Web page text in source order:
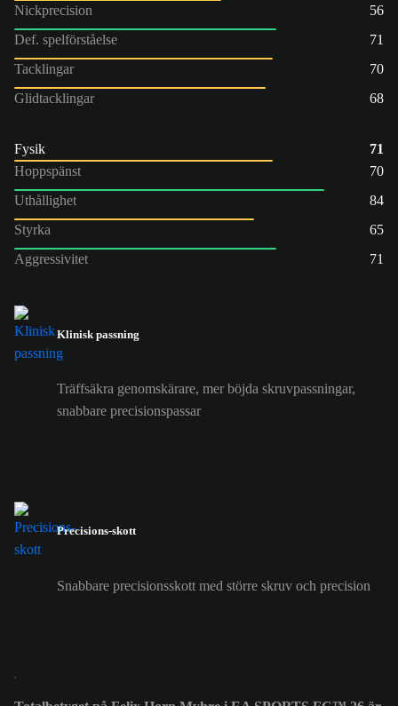
Nickprecision
56
Def. spelförståelse
71
Tacklingar
70
Glidtacklingar
68
Fysik
71
Hoppspänst
70
Uthållighet
84
Styrka
65
Aggressivitet
71
Klinisk passning
Träffsäkra genomskärare, mer böjda skruvpassningar,
snabbare precisionspassar
Precisions-skott
Snabbare precisionsskott med större skruv och precision